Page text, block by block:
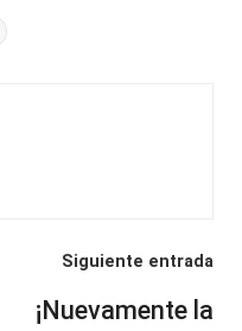
Siguiente entrada
¡Nuevamente la